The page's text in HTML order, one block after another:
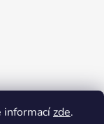
informacízde.